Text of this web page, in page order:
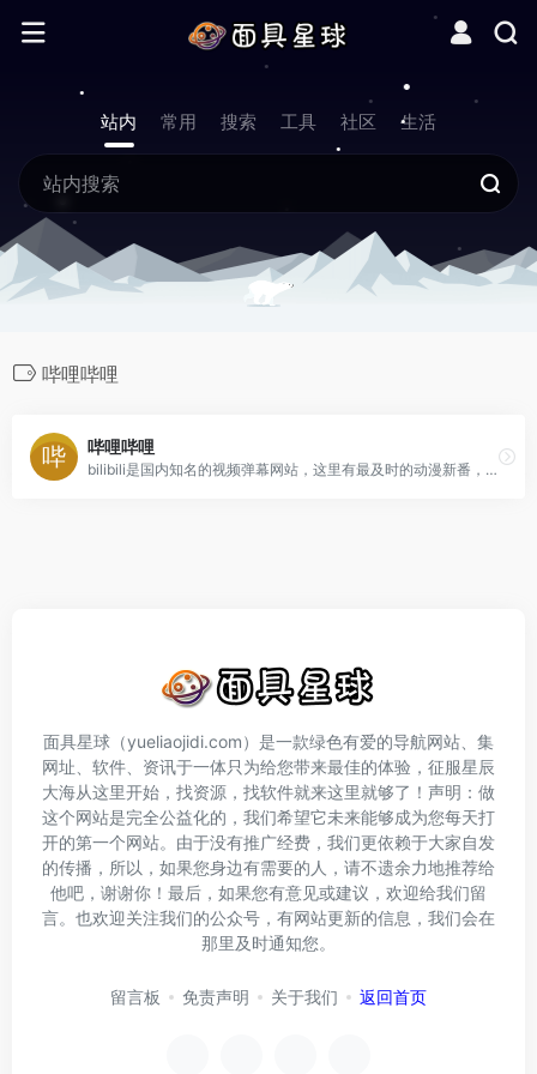
站内 常用 搜索 工具 社区 生活
哔哩哔哩
哔哩哔哩
bilibili是国内知名的视频弹幕网站，这里有最及时的动漫新番，最棒的ACG氛围，最有创意的Up主
面具星球（yueliaojidi.com）是一款绿色有爱的导航网站、集
网址、软件、资讯于一体只为给您带来最佳的体验，征服星辰
大海从这里开始，找资源，找软件就来这里就够了！声明：做
这个网站是完全公益化的，我们希望它未来能够成为您每天打
开的第一个网站。由于没有推广经费，我们更依赖于大家自发
的传播，所以，如果您身边有需要的人，请不遗余力地推荐给
他吧，谢谢你！最后，如果您有意见或建议，欢迎给我们留
言。也欢迎关注我们的公众号，有网站更新的信息，我们会在
那里及时通知您。
留言板 免责声明 关于我们 返回首页